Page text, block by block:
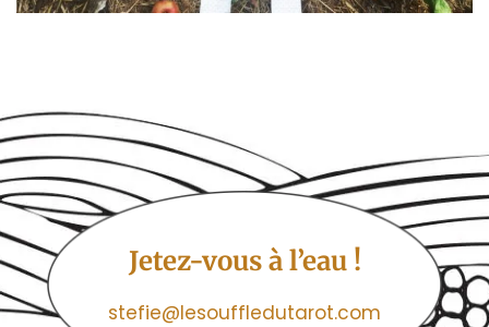
Jetez-vous à l’eau !
stefie@lesouffledutarot.com